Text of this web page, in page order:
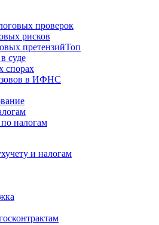
проверок
рисков
претензийТоп
суде
спорах
в ИФНС
налогам
и налогам